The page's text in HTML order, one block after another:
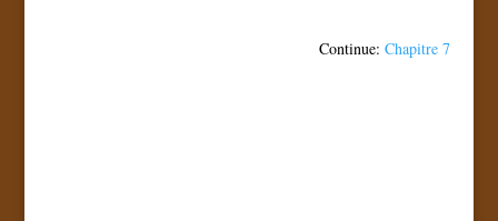
Continue:Chapitre 7